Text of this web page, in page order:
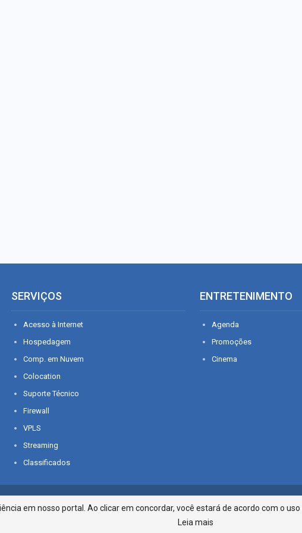
SERVIÇOS
Acesso à Internet
Hospedagem
Comp. em Nuvem
Colocation
Suporte Técnico
Firewall
VPLS
Streaming
Classificados
ENTRETENIMENTO
Agenda
Promoções
Cinema
reservados.
Infonet - Rua Monsenhor
em nosso portal. Ao clicar em concordar, você estará de acordo com o
Leia mais